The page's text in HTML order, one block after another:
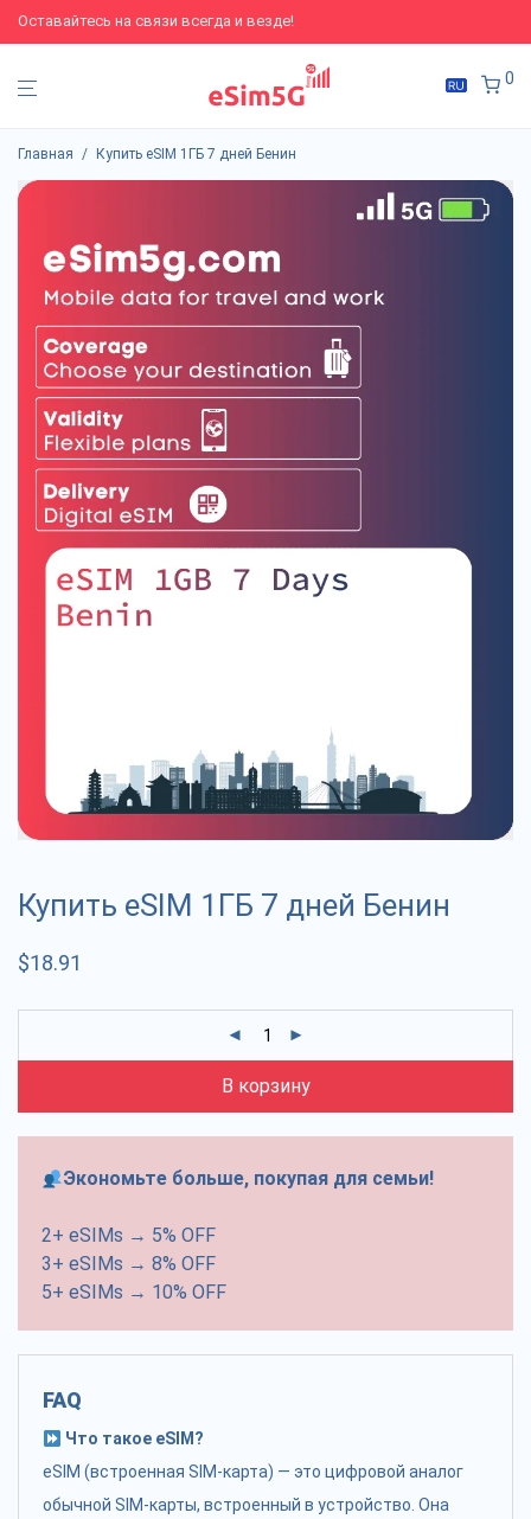
Оставайтесь на связи всегда и везде!
0
Главная / Купить eSIM 1ГБ 7 дней Бенин
Купить eSIM 1ГБ 7 дней Бенин
$18.91
В корзину
Экономьте больше, покупая для семьи!
2+ eSIMs → 5% OFF
3+ eSIMs → 8% OFF
5+ eSIMs → 10% OFF
FAQ
Что такое eSIM?
eSIM (встроенная SIM-карта) — это цифровой аналог
обычной SIM-карты, встроенный в устройство. Она